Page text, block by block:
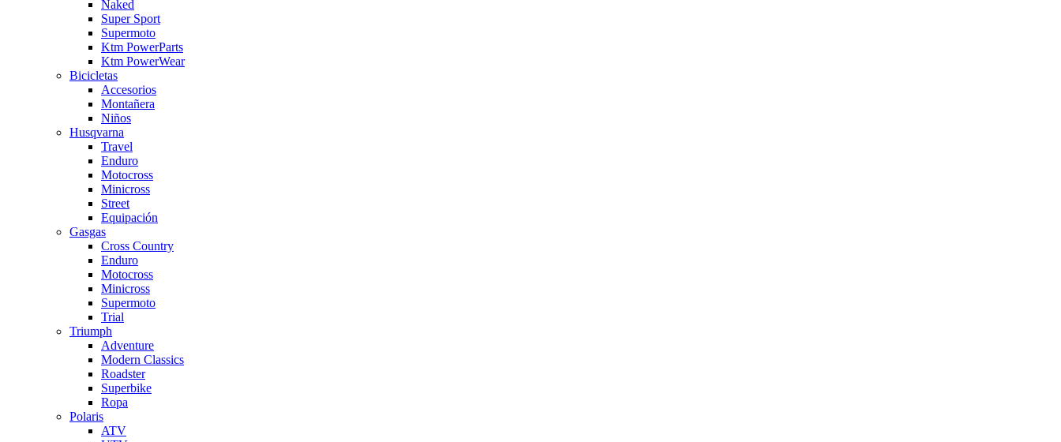
Naked
Super Sport
Supermoto
Ktm PowerParts
Ktm PowerWear
Bicicletas
Accesorios
Montañera
Niños
Husqvarna
Travel
Enduro
Motocross
Minicross
Street
Equipación
Gasgas
Cross Country
Enduro
Motocross
Minicross
Supermoto
Trial
Triumph
Adventure
Modern Classics
Roadster
Superbike
Ropa
Polaris
ATV